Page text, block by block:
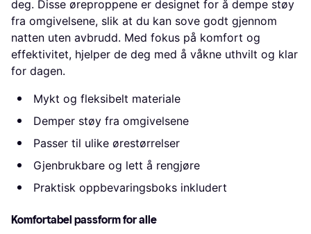
deg. Disse øreproppene er designet for å dempe støy
fra omgivelsene, slik at du kan sove godt gjennom
natten uten avbrudd. Med fokus på komfort og
effektivitet, hjelper de deg med å våkne uthvilt og klar
for dagen.
Mykt og fleksibelt materiale
Demper støy fra omgivelsene
Passer til ulike ørestørrelser
Gjenbrukbare og lett å rengjøre
Praktisk oppbevaringsboks inkludert
Komfortabel passform for alle